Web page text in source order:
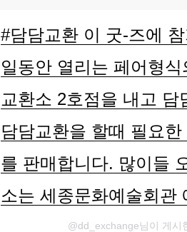
#담담교환 이 굿-즈에
일동안 열리는 페어형
교환소 2호점을 내고
담담교환을 할때 필요
를 판매합니다. 많이들
소는 세종문화예술회관
@dd_exchange님이 게시